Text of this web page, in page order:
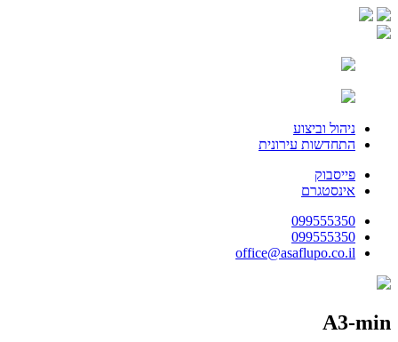
ניהול וביצוע
התחדשות עירונית
פייסבוק
אינסטגרם
099555350
099555350
office@asaflupo.co.il
A3-min